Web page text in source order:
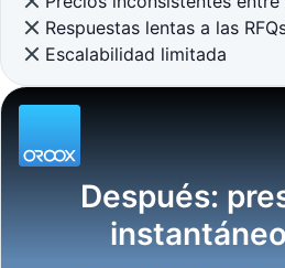
Respuestas lentas a las
Escalabilidad limitada
Después: